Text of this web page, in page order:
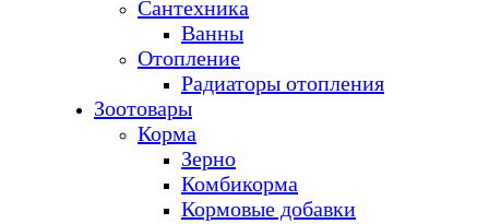
Сантехника
Ванны
Отопление
Радиаторы отопления
Зоотовары
Корма
Зерно
Комбикорма
Кормовые добавки